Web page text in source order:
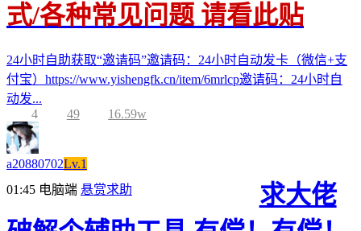
式/各种常见问题 请看此贴
24小时自助获取“邀请码”邀请码：24小时自动发卡（微信+支
付宝）https://www.yishengfk.cn/item/6mrlcp邀请码：24小时自
动发...
4
49 16.59w
a20880702Lv.1
01:45 电脑端 悬赏求助
求大佬